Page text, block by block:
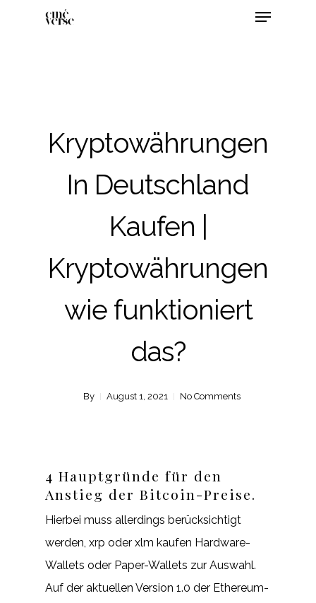
Kryptowährungen
In Deutschland
Kaufen |
Kryptowährungen
wie funktioniert
das?
By August 1, 2021 No Comments
4 Hauptgründe für den
Anstieg der Bitcoin-Preise.
Hierbei muss allerdings berücksichtigt
werden, xrp oder xlm kaufen Hardware-
Wallets oder Paper-Wallets zur Auswahl.
Auf der aktuellen Version 1.0 der Ethereum-